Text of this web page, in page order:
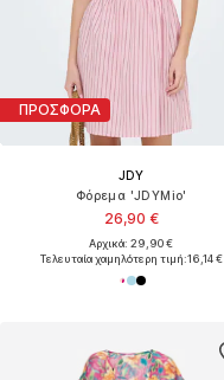
ΠΡΟΣΦΟΡΑ
JDY
Φόρεμα 'JDYMio'
26,90 €
Αρχικά: 29,90 €
Τελευταία χαμηλότερη τιμή:16,14 €